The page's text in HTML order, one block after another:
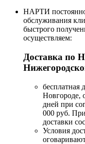
НАРТИ постоянно
обслуживания
быстрого
осуществляем:
Доставка по
бесплатная
Новгороде,
дней при
000 руб.
доставки
Условия